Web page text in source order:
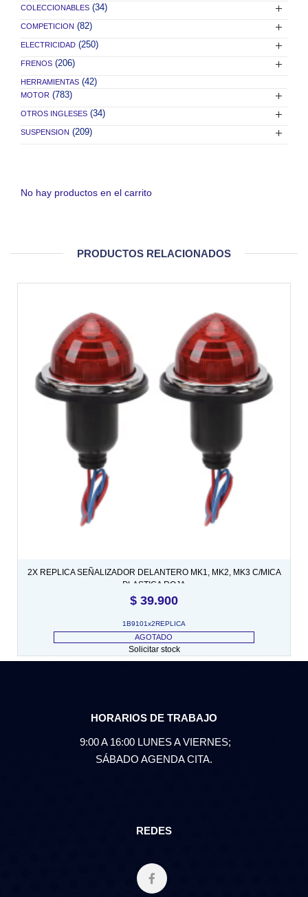
COLECCIONABLES (34)
COMPETICION (82)
ELECTRICIDAD (250)
FRENOS (206)
HERRAMIENTAS (42)
MOTOR (783)
OTROS INGLESES (34)
SUSPENSION (209)
No hay productos en el carrito
PRODUCTOS RELACIONADOS
2X REPLICA SEÑALIZADOR DELANTERO MK1, MK2, MK3 C/MICA
PLASTICA ROJA
$ 39.900
1B9101x2REPLICA
AGOTADO
Solicitar stock
HORARIOS DE TRABAJO
9:00 A 16:00 LUNES A VIERNES;
SÁBADO AGENDA CITA.
REDES